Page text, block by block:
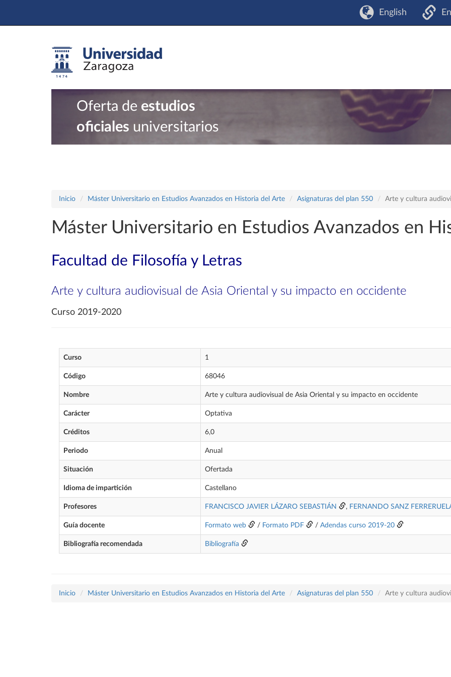
English
Oferta de estudios
oficiales universitarios
Inicio Máster Universitario en Estudios Avanzados en Historia del Arte Asignaturas del plan 550 Arte y cultura
Máster Universitario en Estudios Avanzados en
Facultad de Filosofía y Letras
Arte y cultura audiovisual de Asia Oriental y su impacto en occidente
Curso 2019-2020
Curso 1
Código 68046
Nombre Arte y cultura audiovisual de Asia Oriental y su impacto en occidente
Carácter Optativa
Créditos 6,0
Periodo Anual
Situación Ofertada
Idioma de impartición Castellano
Profesores FRANCISCO JAVIER LÁZARO SEBASTIÁN , FERNANDO SANZ
Guía docente Formato web / Formato PDF / Adendas curso 2019-20
Bibliografía recomendada Bibliografía
Inicio Máster Universitario en Estudios Avanzados en Historia del Arte Asignaturas del plan 550 Arte y cultura